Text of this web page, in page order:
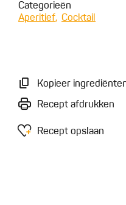
Categorieën
Aperitief
Cocktail
Kopieer
Recept afdrukken
Recept opslaan